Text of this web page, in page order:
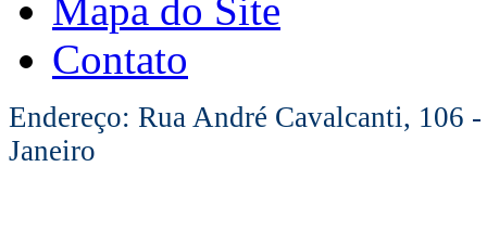
Mapa do Site
Contato
Endereço: Rua André Cavalcanti, 106
Janeiro